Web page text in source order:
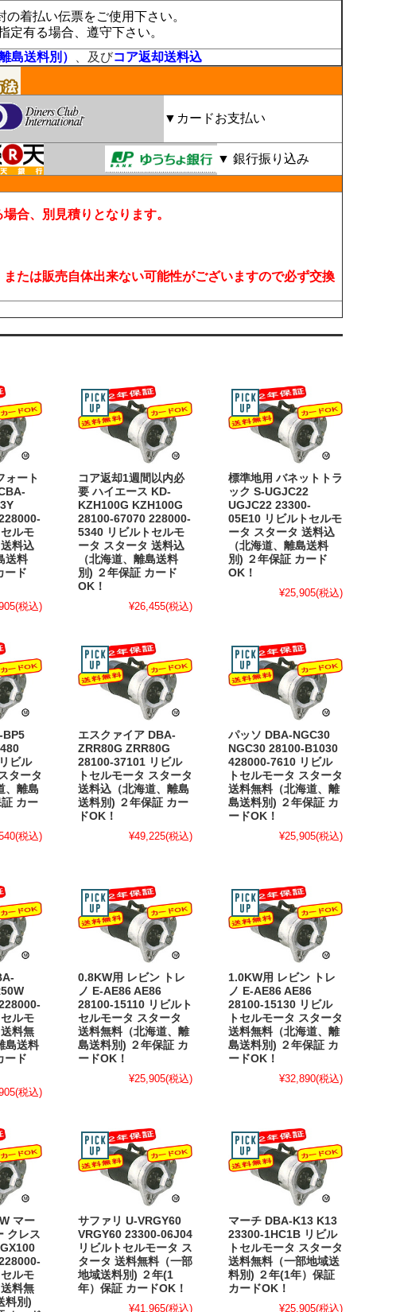
の着払い伝票をご使用下さい。
定有る場合、遵守下さい。
島送料別） 、及びコア返却送料込
▼カードお支払い
▼ 銀行振り込み
合、別見積りとなります。
たは販売自体出来ない可能性がございますので必ず交換
ォート
ルモ
料込
送料
ード
(税込)
コア返却1週間以内必
要 ハイエース KD-
KZH100G KZH100G
28100-67070 228000-
5340 リビルトセルモ
ータ スタータ 送料込
（北海道、離島送料
別) ２年保証 カード
OK！
¥26,455(税込)
標準地用 バネットトラ
ック S-UGJC22
UGJC22 23300-
05E10 リビルトセルモ
ータ スタータ 送料込
（北海道、離島送料
別) ２年保証 カード
OK！
¥25,905(税込)
BP5
ビル
タータ
、離島
カー
(税込)
エスクァイア DBA-
ZRR80G ZRR80G
28100-37101 リビル
トセルモータ スタータ
送料込（北海道、離島
送料別) ２年保証 カー
ドOK！
¥49,225(税込)
パッソ DBA-NGC30
NGC30 28100-B1030
428000-7610 リビル
トセルモータ スタータ
送料無料（北海道、離
島送料別) ２年保証 カ
ードOK！
¥25,905(税込)
ルモ
料無
島送料
ード
(税込)
0.8KW用 レビン トレ
ノ E-AE86 AE86
28100-15110 リビルト
セルモータ スタータ
送料無料（北海道、離
島送料別) ２年保証 カ
ードOK！
¥25,905(税込)
1.0KW用 レビン トレ
ノ E-AE86 AE86
28100-15130 リビル
トセルモータ スタータ
送料無料（北海道、離
島送料別) ２年保証 カ
ードOK！
¥32,890(税込)
マー
クレス
ルモ
料無
料別)
サファリ U-VRGY60
VRGY60 23300-06J04
リビルトセルモータ ス
タータ 送料無料（一部
地域送料別) ２年(1
年）保証 カードOK！
¥41,965(税込)
マーチ DBA-K13 K13
23300-1HC1B リビル
トセルモータ スタータ
送料無料（一部地域送
料別) ２年(1年）保証
カードOK！
¥25,905(税込)